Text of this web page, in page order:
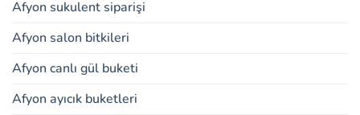
Afyon sukulent siparişi
Afyon salon bitkileri
Afyon canlı gül buketi
Afyon ayıcık buketleri